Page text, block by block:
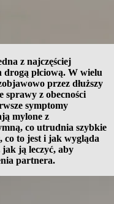
z najczęściej
płciową. W wielu
przez dłuższy
sprawy z obecności
symptomy
mylone z
co utrudnia szybkie
co to jest i jak wygląda
ją leczyć, aby
partnera.